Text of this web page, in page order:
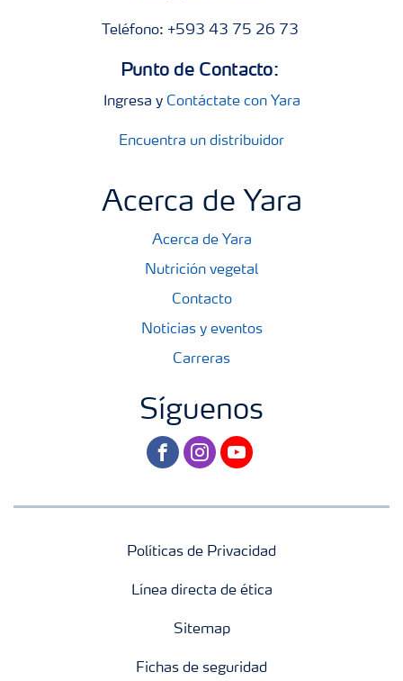
Teléfono: +593 43 75 26 73
Punto de Contacto:
Ingresa y Contáctate con Yara
Encuentra un distribuidor
Acerca de Yara
Acerca de Yara
Nutrición vegetal
Contacto
Noticias y eventos
Carreras
Síguenos
facebookinstagram
youtube
Políticas de Privacidad
Línea directa de ética
Sitemap
Fichas de seguridad